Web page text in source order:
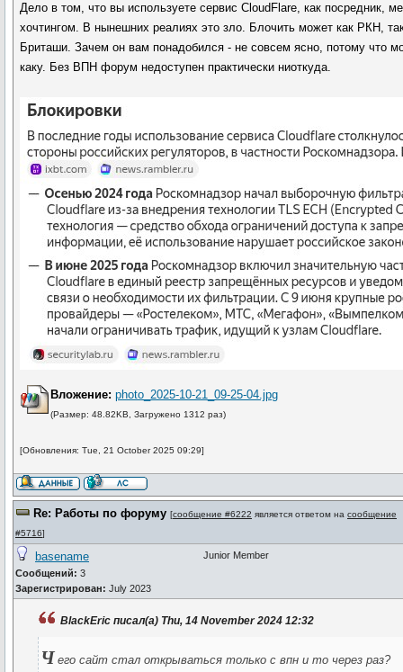
Дело в том, что вы используете сервис CloudFlare, как посредник,
хочтингом. В нынешних реалиях это зло. Блочить может как РКН,
Бриташи. Зачем он вам понадобился - не совсем ясно, потому что
каку. Без ВПН форум недоступен практически ниоткуда.
Вложение: photo_2025-10-21_09-25-04.jpg
(Размер: 48.82KB, Загружено 1312 раз)
[Обновления: Tue, 21 October 2025 09:29]
Re: Работы по форуму [сообщение #6222 является ответом на сообщение
#5716]
basename
Сообщений: 3
Зарегистрирован: July 2023
Junior Member
BlackEric писал(а) Thu, 14 November 2024 12:32
Чего сайт стал открываться только с впн и то через раз?